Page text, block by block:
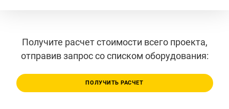
Получите расчет стоимости всего проекта,
отправив запрос со списком оборудования:
ПОЛУЧИТЬ РАСЧЕТ